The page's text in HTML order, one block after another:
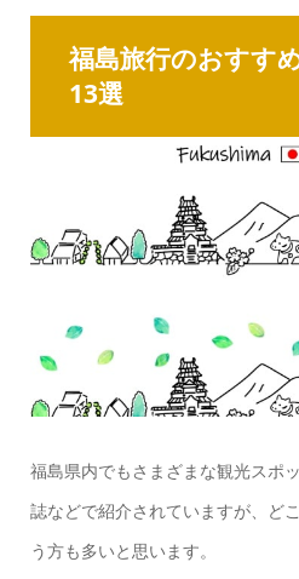
福島旅行のおすす
13選
福島県内でもさまざまな観光スポ
誌などで紹介されていますが、ど
う方も多いと思います。